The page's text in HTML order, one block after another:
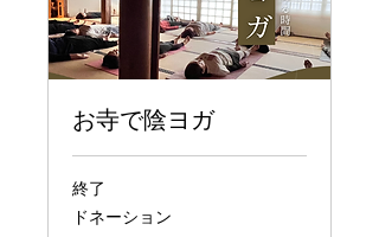
お寺で陰ヨガ
終了
ド
ネ
ドネーション